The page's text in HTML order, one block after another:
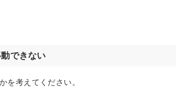
できない
を考えてください。